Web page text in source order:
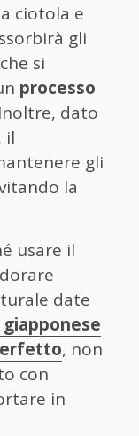
ciotola e
gli
si
processo
dato
il
gli
la
usare il
date
, non
con
in